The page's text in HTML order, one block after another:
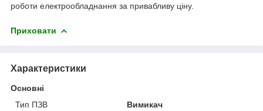
роботи електрообладнання за привабливу ціну.
Приховати
Характеристики
Основні
Тип ПЗВ
Вимикач